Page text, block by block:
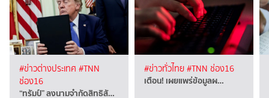
#ข่าวต่างประเทศ #TNN
ช่อง16
“ทรัมป์” ลงนามจำกัดสิทธิสั…
#ข่าวทั่วไทย#TNN ช่อง16
เตือน! เผยแพร่ข้อมูลผ…